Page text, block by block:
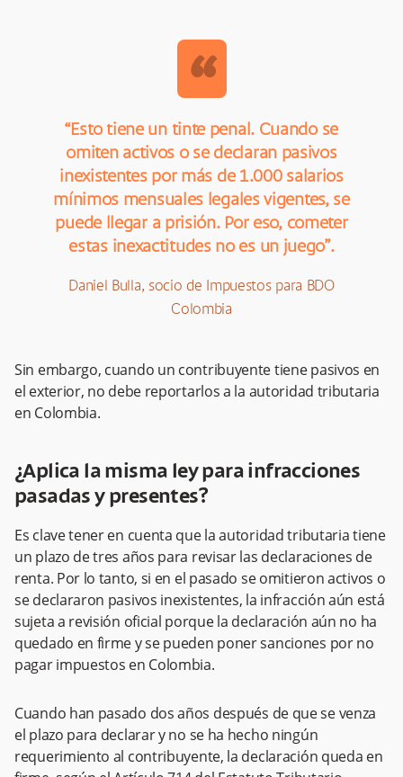
“
“Esto tiene un tinte penal. Cuando se
omiten activos o se declaran pasivos
inexistentes por más de 1.000 salarios
mínimos mensuales legales vigentes, se
puede llegar a prisión. Por eso, cometer
estas inexactitudes no es un juego”.
Daniel Bulla, socio de Impuestos para BDO
Colombia
Sin embargo, cuando un contribuyente tiene pasivos en
el exterior, no debe reportarlos a la autoridad tributaria
en Colombia.
¿Aplica la misma ley para infracciones
pasadas y presentes?
Es clave tener en cuenta que la autoridad tributaria tiene
un plazo de tres años para revisar las declaraciones de
renta. Por lo tanto, si en el pasado se omitieron activos o
se declararon pasivos inexistentes, la infracción aún está
sujeta a revisión oficial porque la declaración aún no ha
quedado en firme y se pueden poner sanciones por no
pagar impuestos en Colombia.
Cuando han pasado dos años después de que se venza
el plazo para declarar y no se ha hecho ningún
requerimiento al contribuyente, la declaración queda en